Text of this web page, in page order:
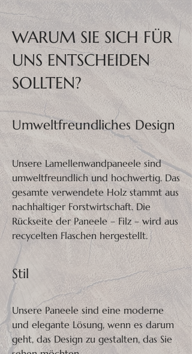
WARUM SIE SICH FÜR
UNS ENTSCHEIDEN
SOLLTEN?
Umweltfreundliches Design
Unsere Lamellenwandpaneele sind
umweltfreundlich und hochwertig. Das
gesamte verwendete Holz stammt aus
nachhaltiger Forstwirtschaft. Die
Rückseite der Paneele – Filz – wird aus
recycelten Flaschen hergestellt.
Stil
Unsere Paneele sind eine moderne
und elegante Lösung, wenn es darum
geht, das Design zu gestalten, das Sie